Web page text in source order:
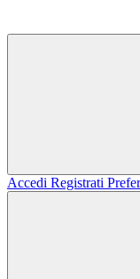
Accedi Registrati